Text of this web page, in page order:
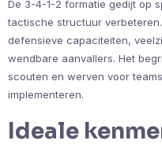
De 3-4-1-2 formatie gedijt op
tactische structuur
defensieve capaciteiten,
wendbare aanvallers. Het
scouten en werven voor
implementeren.
Ideale